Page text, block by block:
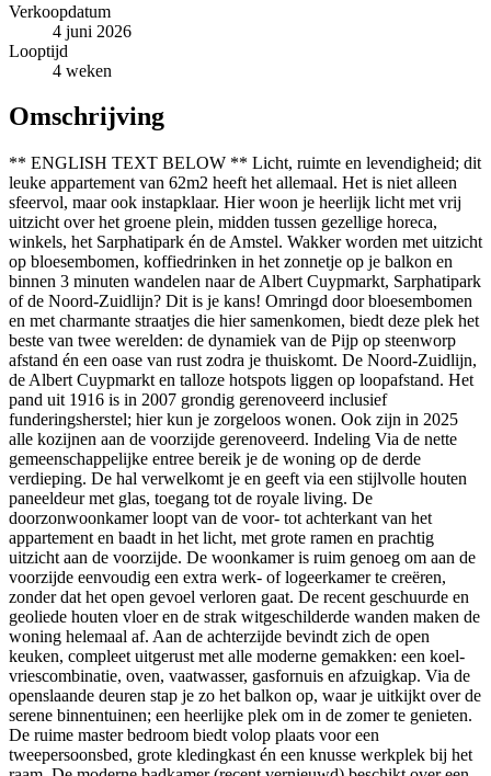
Verkoopdatum
4 juni 2026
Looptijd
4 weken
Omschrijving
** ENGLISH TEXT BELOW ** Licht, ruimte en levendigheid; dit
leuke appartement van 62m2 heeft het allemaal. Het is niet alleen
sfeervol, maar ook instapklaar. Hier woon je heerlijk licht met vrij
uitzicht over het groene plein, midden tussen gezellige horeca,
winkels, het Sarphatipark én de Amstel. Wakker worden met uitzicht
op bloesembomen, koffiedrinken in het zonnetje op je balkon en
binnen 3 minuten wandelen naar de Albert Cuypmarkt, Sarphatipark
of de Noord-Zuidlijn? Dit is je kans! Omringd door bloesembomen
en met charmante straatjes die hier samenkomen, biedt deze plek het
beste van twee werelden: de dynamiek van de Pijp op steenworp
afstand én een oase van rust zodra je thuiskomt. De Noord-Zuidlijn,
de Albert Cuypmarkt en talloze hotspots liggen op loopafstand. Het
pand uit 1916 is in 2007 grondig gerenoveerd inclusief
funderingsherstel; hier kun je zorgeloos wonen. Ook zijn in 2025
alle kozijnen aan de voorzijde gerenoveerd. Indeling Via de nette
gemeenschappelijke entree bereik je de woning op de derde
verdieping. De hal verwelkomt je en geeft via een stijlvolle houten
paneeldeur met glas, toegang tot de royale living. De
doorzonwoonkamer loopt van de voor- tot achterkant van het
appartement en baadt in het licht, met grote ramen en prachtig
uitzicht aan de voorzijde. De woonkamer is ruim genoeg om aan de
voorzijde eenvoudig een extra werk- of logeerkamer te creëren,
zonder dat het open gevoel verloren gaat. De recent geschuurde en
geoliede houten vloer en de strak witgeschilderde wanden maken de
woning helemaal af. Aan de achterzijde bevindt zich de open
keuken, compleet uitgerust met alle moderne gemakken: een koel-
vriescombinatie, oven, vaatwasser, gasfornuis en afzuigkap. Via de
openslaande deuren stap je zo het balkon op, waar je uitkijkt over de
serene binnentuinen; een heerlijke plek om in de zomer te genieten.
De ruime master bedroom biedt volop plaats voor een
tweepersoonsbed, grote kledingkast én een knusse werkplek bij het